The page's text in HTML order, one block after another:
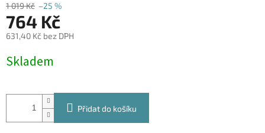
1 019 Kč –25 %
764 Kč
631,40 Kč bez DPH
cena:
Skladem
Přidat do košíku